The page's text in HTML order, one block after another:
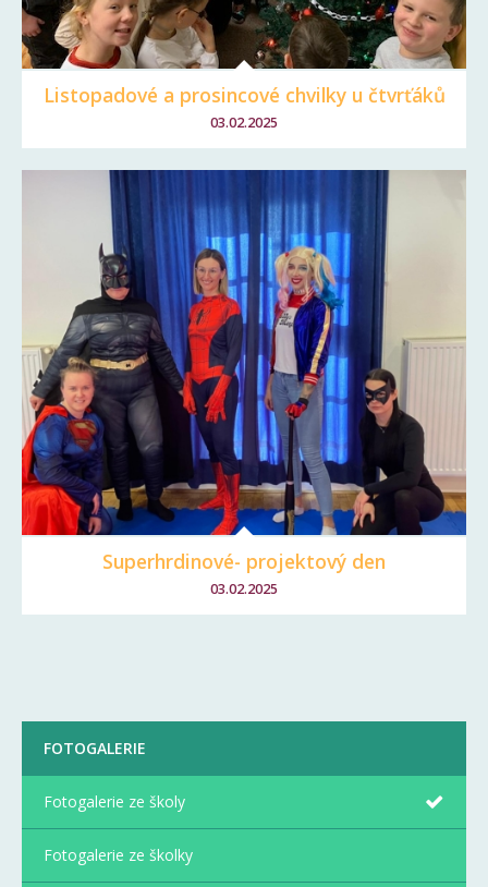
Listopadové a prosincové chvilky u čtvrťáků
03.02.2025
Superhrdinové- projektový den
03.02.2025
FOTOGALERIE
Fotogalerie ze školy
Fotogalerie ze školky